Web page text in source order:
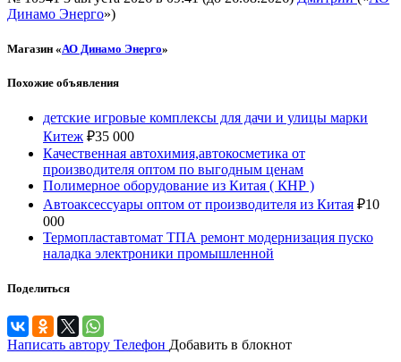
Динамо Энерго»)
Магазин «АО Динамо Энерго»
Похожие объявления
детские игровые комплексы для дачи и улицы марки
Китеж ₽35 000
Качественная автохимия,автокосметика от
производителя оптом по выгодным ценам
Полимерное оборудование из Китая ( КНР )
Автоаксессуары оптом от производителя из Китая ₽10
000
Термопластавтомат ТПА ремонт модернизация пуско
наладка электроники промышленной
Поделиться
Написать автору Телефон Добавить в блокнот